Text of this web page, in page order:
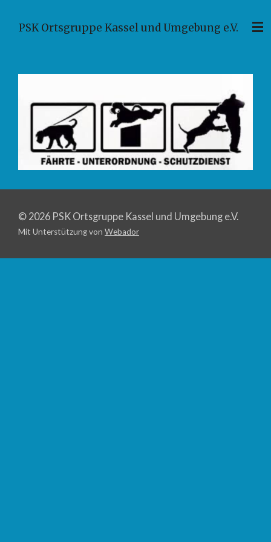
Hauptinhalt
PSK Ortsgruppe Kassel und Umgebung e.V.
© 2026 PSK Ortsgruppe Kassel und Umgebung e.V.
Mit Unterstützung von Webador